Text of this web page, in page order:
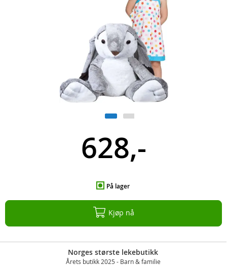
628,-
På lager
Kjøp nå
Norges største lekebutikk
Årets butikk 2025 - Barn & familie